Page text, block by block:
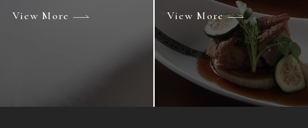
View More View More